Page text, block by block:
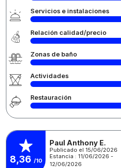
Servicios e instalaciones
Relación calidad/precio
Zonas de baño
Actividades
Restauración
8,36 /10
Paul Anthony E.
Publicado el 15/06/2026
Estancia : 11/06/2026 -
12/06/2026